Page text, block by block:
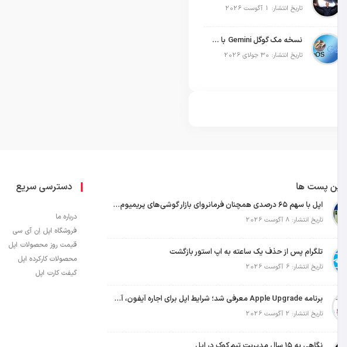
تاریخ انتشار: 1 آگوست 2026
نسخه مک گوگل Gemini با قابلیت تحلیل صفحه و دستورات صوتی در به‌روزرسانی جدید
تاریخ انتشار: 30 جولای 2026
آخرین پست ها
اپل با سهم ۶۵ درصدی همچنان فرمانروای بازار گوشی‌های پریمیوم جهان است
تاریخ انتشار: 8 آگوست 2026
تلگرام پس از حذف یک ساعته به اپ استور بازگشت
تاریخ انتشار: 6 آگوست 2026
برنامه Apple Upgrade معرفی شد؛ شرایط اپل برای اجاره آیفون، آیپد، مک و اپل واچ
تاریخ انتشار: 2 آگوست 2026
دسترسی سریع
درباره ما
فروشگاه اپل اِن آی سی
قیمت روز محصولات اپل
محصولات کارکرده اپل
گیفت کارت اپل